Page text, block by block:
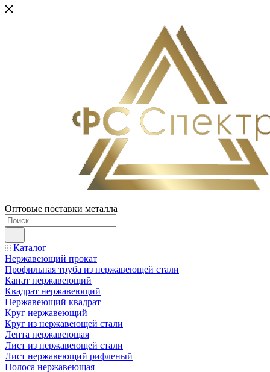
Оптовые поставки металла
Каталог
Нержавеющий прокат
Профильная труба из нержавеющей стали
Канат нержавеющий
Квадрат нержавеющий
Нержавеющий квадрат
Круг нержавеющий
Круг из нержавеющей стали
Лента нержавеющая
Лист из нержавеющей стали
Лист нержавеющий рифленый
Полоса нержавеющая